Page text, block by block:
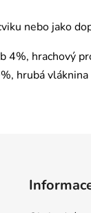
nebo jako
4%, hrachový
hrubá